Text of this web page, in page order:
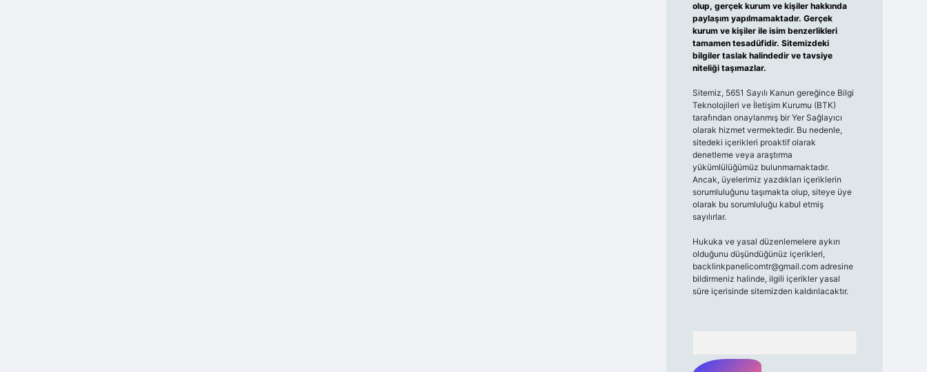
olup, gerçek kurum ve kişiler hakkında
paylaşım yapılmamaktadır. Gerçek
kurum ve kişiler ile isim benzerlikleri
tamamen tesadüfidir. Sitemizdeki
bilgiler taslak halindedir ve tavsiye
niteliği taşımazlar.
Sitemiz, 5651 Sayılı Kanun gereğince Bilgi
Teknolojileri ve İletişim Kurumu (BTK)
tarafından onaylanmış bir Yer Sağlayıcı
olarak hizmet vermektedir. Bu nedenle,
sitedeki içerikleri proaktif olarak
denetleme veya araştırma
yükümlülüğümüz bulunmamaktadır.
Ancak, üyelerimiz yazdıkları içeriklerin
sorumluluğunu taşımakta olup, siteye üye
olarak bu sorumluluğu kabul etmiş
sayılırlar.
Hukuka ve yasal düzenlemelere aykırı
olduğunu düşündüğünüz içerikleri,
backlinkpanelicomtr@gmail.comadresine
bildirmeniz halinde, ilgili içerikler yasal
süre içerisinde sitemizden kaldırılacaktır.